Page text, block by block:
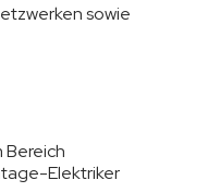
sowie
Bereich
Elektriker